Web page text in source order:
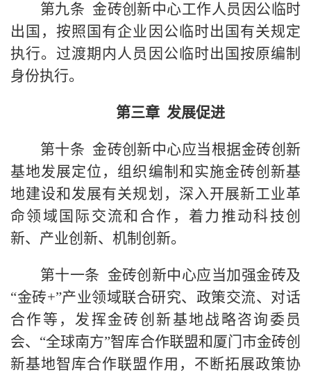
第九条 金砖创新中心工作人员因公临时
出国，按照国有企业因公临时出国有关规定
执行。过渡期内人员因公临时出国按原编制
身份执行。
第三章 发展促进
第十条 金砖创新中心应当根据金砖创新
基地发展定位，组织编制和实施金砖创新基
地建设和发展有关规划，深入开展新工业革
命领域国际交流和合作，着力推动科技创
新、产业创新、机制创新。
第十一条 金砖创新中心应当加强金砖及
“金砖+”产业领域联合研究、政策交流、对话
合作等，发挥金砖创新基地战略咨询委员
会、“全球南方”智库合作联盟和厦门市金砖创
新基地智库合作联盟作用，不断拓展政策协